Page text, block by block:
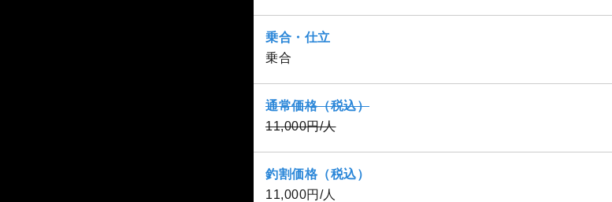
乗合・仕立
乗合
通常価格（税込）
11,000円/人
釣割価格（税込）
11,000円/人